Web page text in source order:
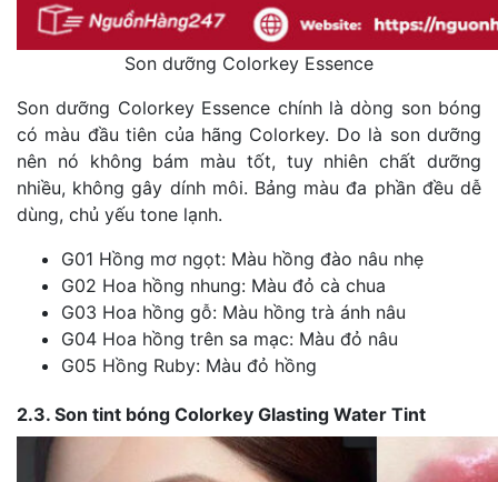
Son dưỡng Colorkey Essence
Son dưỡng Colorkey Essence chính là dòng son bóng
có màu đầu tiên của hãng Colorkey. Do là son dưỡng
nên nó không bám màu tốt, tuy nhiên chất dưỡng
nhiều, không gây dính môi. Bảng màu đa phần đều dễ
dùng, chủ yếu tone lạnh.
G01 Hồng mơ ngọt: Màu hồng đào nâu nhẹ
G02 Hoa hồng nhung: Màu đỏ cà chua
G03 Hoa hồng gỗ: Màu hồng trà ánh nâu
G04 Hoa hồng trên sa mạc: Màu đỏ nâu
G05 Hồng Ruby: Màu đỏ hồng
2.3. Son tint bóng Colorkey Glasting Water Tint